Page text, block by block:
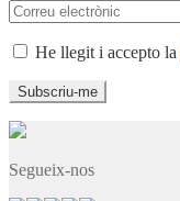
He llegit i accepto la
Segueix-nos